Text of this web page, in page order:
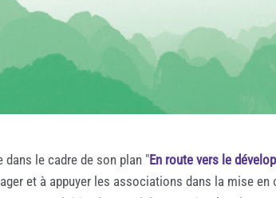
le cadre de son plan "En route vers le
et à appuyer les associations dans la mise